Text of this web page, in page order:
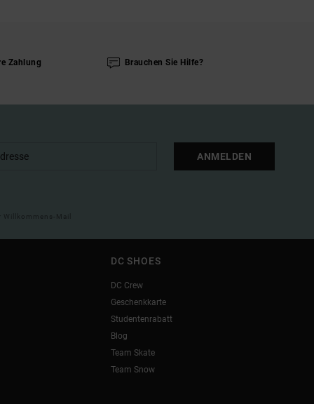
Zahlung Brauchen Sie Hilfe?
ANMELDEN
Mail
DC SHOES
DC Crew
Geschenkkarte
Studentenrabatt
Blog
Team Skate
Team Snow